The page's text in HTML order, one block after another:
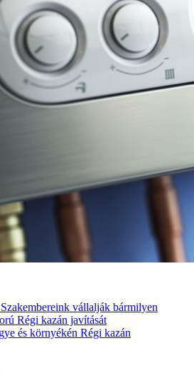
vállalják bármilyen
Régi kazán javítását
és környékén Régi kazán